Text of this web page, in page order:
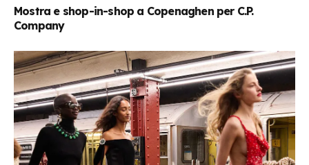
Mostra e shop-in-shop a Copenaghen per C.P.
Company